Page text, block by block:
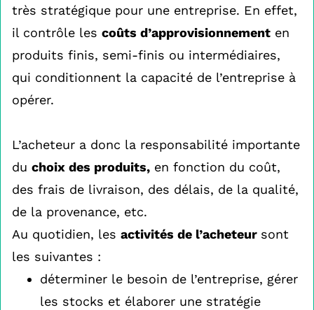
très stratégique pour une entreprise. En effet,
il contrôle les coûts d’approvisionnement en
produits finis, semi-finis ou intermédiaires,
qui conditionnent la capacité de l’entreprise à
opérer.
L’acheteur a donc la responsabilité importante
du choix des produits, en fonction du coût,
des frais de livraison, des délais, de la qualité,
de la provenance, etc.
Au quotidien, les activités de l’acheteur sont
les suivantes :
déterminer le besoin de l’entreprise, gérer
les stocks et élaborer une stratégie